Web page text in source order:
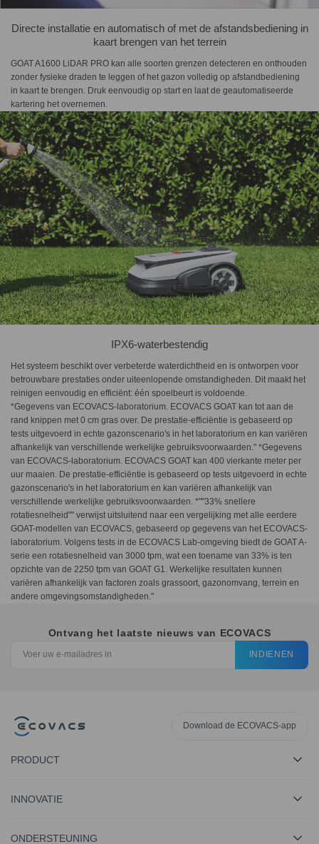
Directe installatie en automatisch of met de afstandsbediening in
kaart brengen van het terrein
GOAT A1600 LiDAR PRO kan alle soorten grenzen detecteren en onthouden
zonder fysieke draden te leggen of het gazon volledig op afstandbediening
in kaart te brengen. Druk eenvoudig op start en laat de geautomatiseerde
kartering het overnemen.
IPX6-waterbestendig
Het systeem beschikt over verbeterde waterdichtheid en is ontworpen voor
betrouwbare prestaties onder uiteenlopende omstandigheden. Dit maakt het
reinigen eenvoudig en efficiënt: één spoelbeurt is voldoende.
*Gegevens van ECOVACS-laboratorium. ECOVACS GOAT kan tot aan de
rand knippen met 0 cm gras over. De prestatie-efficiëntie is gebaseerd op
tests uitgevoerd in echte gazonscenario's in het laboratorium en kan variëren
afhankelijk van verschillende werkelijke gebruiksvoorwaarden." *Gegevens
van ECOVACS-laboratorium. ECOVACS GOAT kan 400 vierkante meter per
uur maaien. De prestatie-efficiëntie is gebaseerd op tests uitgevoerd in echte
gazonscenario's in het laboratorium en kan variëren afhankelijk van
verschillende werkelijke gebruiksvoorwaarden. *""33% snellere
rotatiesnelheid"" verwijst uitsluitend naar een vergelijking met alle eerdere
GOAT-modellen van ECOVACS, gebaseerd op gegevens van het ECOVACS-
laboratorium. Volgens tests in de ECOVACS Lab-omgeving biedt de GOAT A-
serie een rotatiesnelheid van 3000 tpm, wat een toename van 33% is ten
opzichte van de 2250 tpm van GOAT G1. Werkelijke resultaten kunnen
variëren afhankelijk van factoren zoals grassoort, gazonomvang, terrein en
andere omgevingsomstandigheden."
Ontvang het laatste nieuws van ECOVACS
INDIENEN
Download de ECOVACS-app
PRODUCT
INNOVATIE
ONDERSTEUNING